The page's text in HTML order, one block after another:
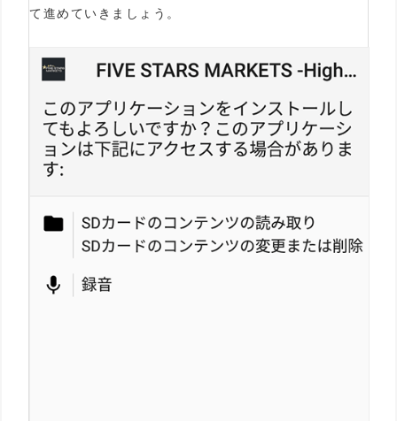
て進めていきましょう。